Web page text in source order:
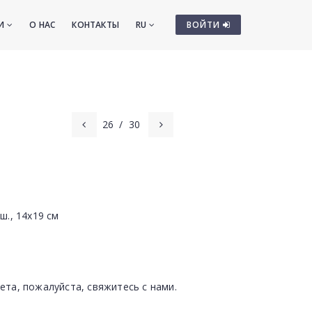
ВОЙТИ
О НАС КОНТАКТЫ RU
26 / 30
14x19 см
пожалуйста, свяжитесь с нами.